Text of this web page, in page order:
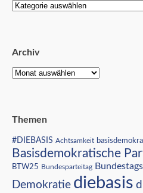
Archiv
Themen
#DIEBASIS Achtsamkeit
Basisdemokratische
BTW25 Bundesparteitag
Demokratie diebasis